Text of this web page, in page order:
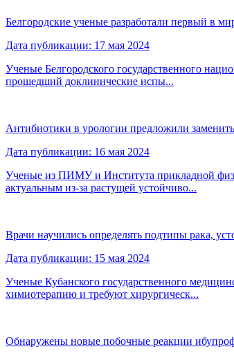
Белгородские ученые разработали первый в
Дата публикации: 17 мая 2024
Ученые Белгородского государственного
прошедший доклинические испы...
Антибиотики в урологии предложили
Дата публикации: 16 мая 2024
Ученые из ПИМУ и Института прикладной
актуальным из-за растущей устойчиво...
Врачи научились определять подтипы рака,
Дата публикации: 15 мая 2024
Ученые Кубанского государственного
химиотерапию и требуют хирургическ...
Обнаружены новые побочные реакции